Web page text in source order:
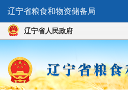
辽宁省人民政府
辽宁省粮食和物资储备局